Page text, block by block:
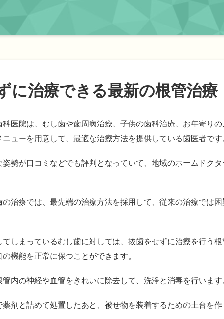
に治療できる最新の根管治療
医院は、むし歯や歯周病治療、子供の歯科治療、お年寄り
ューを用意して、最適な治療方法を提供している歯医者です
勢が口コミなどでも評判となっていて、地域のホームドク
治療では、最先端の治療方法を採用して、従来の治療では
しまっているむし歯に対しては、抜歯をせずに治療を行う
機能を正常に保つことができます。
内の神経や血管をきれいに除去して、洗浄と消毒を行います
剤と詰めて処置したあと、被せ物を装着するための土台を作